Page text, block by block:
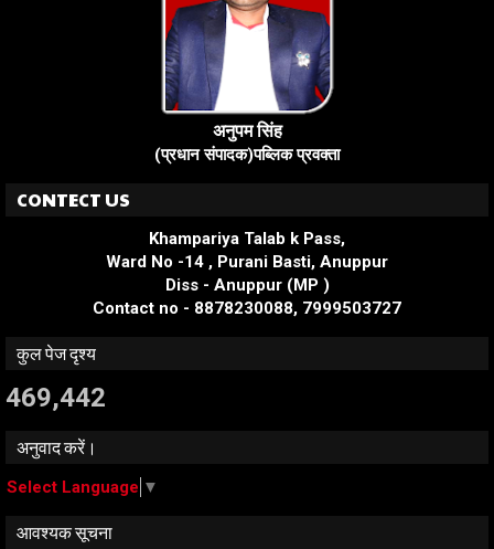
अनुपम सिंह
(प्रधान संपादक)पब्लिक प्रवक्ता
CONTECT US
Khampariya Talab k Pass,
Ward No -14 , Purani Basti, Anuppur
Diss - Anuppur (MP )
Contact no - 8878230088, 7999503727
कुल पेज दृश्य
469,442
अनुवाद करें।
Select Language ▼
आवश्यक सूचना